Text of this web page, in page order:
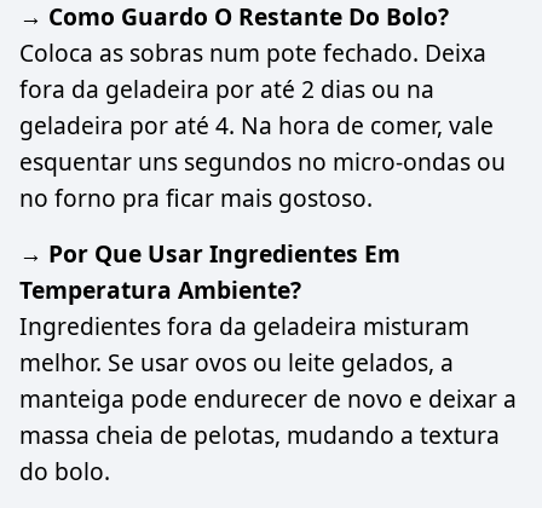
→ Como Guardo O Restante Do Bolo?
Coloca as sobras num pote fechado. Deixa
fora da geladeira por até 2 dias ou na
geladeira por até 4. Na hora de comer, vale
esquentar uns segundos no micro-ondas ou
no forno pra ficar mais gostoso.
→ Por Que Usar Ingredientes Em
Temperatura Ambiente?
Ingredientes fora da geladeira misturam
melhor. Se usar ovos ou leite gelados, a
manteiga pode endurecer de novo e deixar a
massa cheia de pelotas, mudando a textura
do bolo.